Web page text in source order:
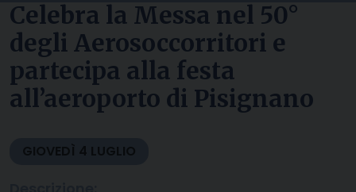
Celebra la Messa nel 50°
degli Aerosoccorritori e
partecipa alla festa
all’aeroporto di Pisignano
GIOVEDÌ 4 LUGLIO